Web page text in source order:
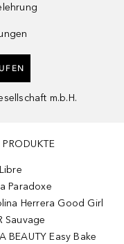
m.b.H.
Paradoxe
Herrera Good Girl
Sauvage
BEAUTY Easy Bake